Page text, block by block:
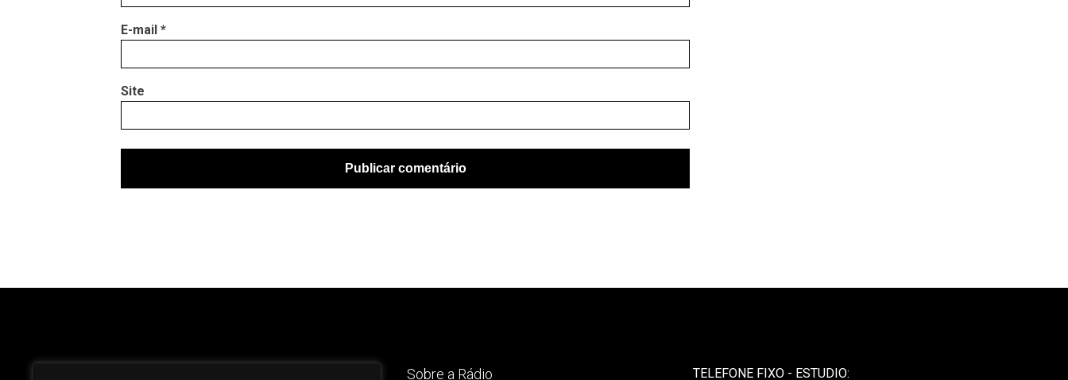
E-mail *
Site
Sobre a Rádio TELEFONE FIXO - ESTUDIO: